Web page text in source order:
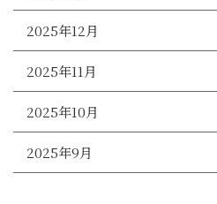
2025年12月
2025年11月
2025年10月
2025年9月